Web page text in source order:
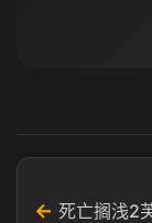
← 死亡搁浅2